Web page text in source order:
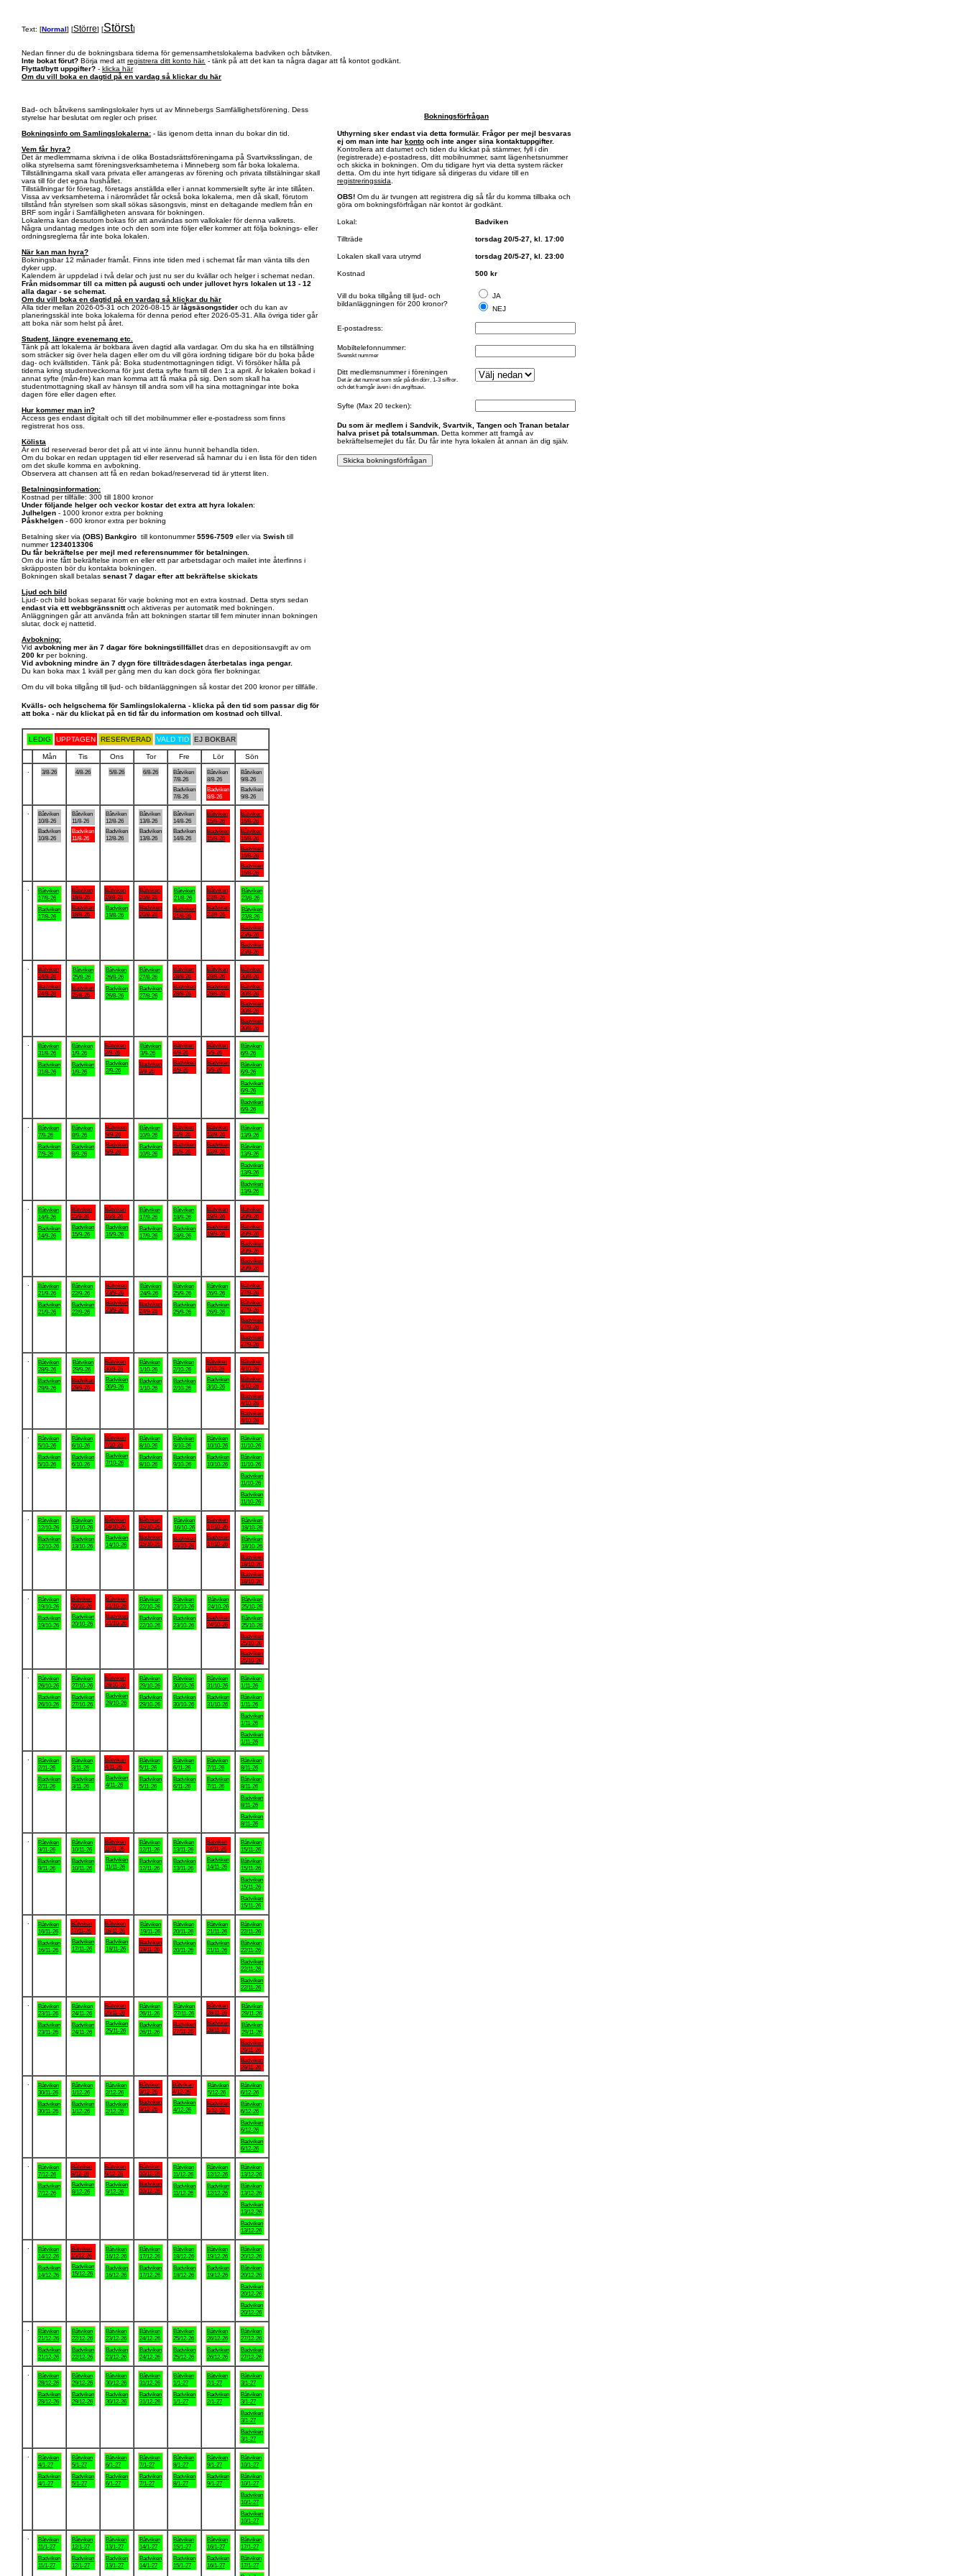
Text: [Normal] [Större] [Störst]
Nedan finner du de bokningsbara tiderna för gemensamhetslokalerna badviken och båtviken.
Inte bokat förut? Börja med att registrera ditt konto här. - tänk på att det kan ta några dagar att få kontot godkänt.
Flyttat/bytt uppgifter? - klicka här
Om du vill boka en dagtid på en vardag så klickar du här
Bad- och båtvikens samlingslokaler hyrs ut av Minnebergs Samfällighetsförening. Dess
styrelse har beslutat om regler och priser.
Bokningsinfo om Samlingslokalerna: - läs igenom detta innan du bokar din tid.
Vem får hyra?
Det är medlemmarna skrivna i de olika Bostadsrättsföreningarna på Svartviksslingan, de
olika styrelserna samt föreningsverksamheterna i Minneberg som får boka lokalerna.
Tillställningarna skall vara privata eller arrangeras av förening och privata tillstälningar skall
vara till för det egna hushållet.
Tillställningar för företag, företags anställda eller i annat kommersiellt syfte är inte tillåten.
Vissa av verksamheterna i närområdet får också boka lokalerna, men då skall, förutom
tillstånd från styrelsen som skall sökas säsongsvis, minst en deltagande medlem från en
BRF som ingår i Samfälligheten ansvara för bokningen.
Lokalerna kan dessutom bokas för att användas som vallokaler för denna valkrets.
Några undantag medges inte och den som inte följer eller kommer att följa boknings- eller
ordningsreglerna får inte boka lokalen.
När kan man hyra?
Bokningsbar 12 månader framåt. Finns inte tiden med i schemat får man vänta tills den
dyker upp.
Kalendern är uppdelad i två delar och just nu ser du kvällar och helger i schemat nedan.
Från midsommar till ca mitten på augusti och under jullovet hyrs lokalen ut 13 - 12
alla dagar - se schemat.
Om du vill boka en dagtid på en vardag så klickar du här
Alla tider mellan 2026-05-31 och 2026-08-15 ärlågsäsongstider och du kan av
planeringsskäl inte boka lokalerna för denna period efter 2026-05-31. Alla övriga tider går
att boka när som helst på året.
Student, längre evenemang etc.
Tänk på att lokalerna är bokbara även dagtid alla vardagar. Om du ska ha en tillställning
som sträcker sig över hela dagen eller om du vill göra iordning tidigare bör du boka både
dag- och kvällstiden. Tänk på: Boka studentmottagningen tidigt. Vi försöker hålla på
tiderna kring studentveckorna för just detta syfte fram till den 1:a april. Är lokalen bokad i
annat syfte (mån-fre) kan man komma att få maka på sig. Den som skall ha
studentmottagning skall av hänsyn till andra som vill ha sina mottagningar inte boka
dagen före eller dagen efter.
Hur kommer man in?
Access ges endast digitalt och till det mobilnummer eller e-postadress som finns
registrerat hos oss.
Kölista
Är en tid reserverad beror det på att vi inte ännu hunnit behandla tiden.
Om du bokar en redan upptagen tid eller reserverad så hamnar du i en lista för den tiden
om det skulle komma en avbokning.
Observera att chansen att få en redan bokad/reserverad tid är ytterst liten.
Betalningsinformation:
Kostnad per tillfälle: 300 till 1800 kronor
Under följande helger och veckor kostar det extra att hyra lokalen:
Julhelgen - 1000 kronor extra per bokning
Påskhelgen - 600 kronor extra per bokning
Betalning sker via (OBS) Bankgiro till kontonummer5596-7509 eller via Swish till
nummer1234013306
Du får bekräftelse per mejl med referensnummer för betalningen.
Om du inte fått bekräftelse inom en eller ett par arbetsdagar och mailet inte återfinns i
skräpposten bör du kontakta bokningen.
Bokningen skall betalas senast 7 dagar efter att bekräftelse skickats
Ljud och bild
Ljud- och bild bokas separat för varje bokning mot en extra kostnad. Detta styrs sedan
endast via ett webbgränssnittoch aktiveras per automatik med bokningen.
Anläggningen går att använda från att bokningen startar till fem minuter innan bokningen
slutar, dock ej nattetid.
Avbokning:
Vid avbokning mer än 7 dagar före bokningstillfälletdras en depositionsavgift av om
200 kr per bokning.
Vid avbokning mindre än 7 dygn före tillträdesdagen återbetalas inga pengar.
Du kan boka max 1 kväll per gång men du kan dock göra fler bokningar.
Om du vill boka tillgång till ljud- och bildanläggningen så kostar det 200 kronor per tillfälle.
Bokningsförfrågan
Uthyrning sker endast via detta formulär. Frågor per mejl besvaras
ej om man inte har konto och inte anger sina kontaktuppgifter.
Kontrollera att datumet och tiden du klickat på stämmer, fyll i din
(registrerade) e-postadress, ditt mobilnummer, samt lägenhetsnummer
och skicka in bokningen. Om du tidigare hyrt via detta system räcker
detta. Om du inte hyrt tidigare så dirigeras du vidare till en
registreringssida
OBS! Om du är tvungen att registrera dig så får du komma tillbaka och
göra om bokningsförfrågan när kontot är godkänt.
Lokal: Badviken
Tillträde torsdag 20/5-27, kl. 17:00
Lokalen skall vara utrymd torsdag 20/5-27, kl. 23:00
Kostnad 500 kr
Vill du boka tillgång till ljud- och
bildanläggningen för 200 kronor?
JA
NEJ
E-postadress:
Mobiltelefonnummer:
Svenskt nummer
Ditt medlemsnummer i föreningen
Det är det numret som står på din dörr, 1-3 siffror.
och det framgår även i din avgiftsavi.
Syfte (Max 20 tecken):
Du som är medlem i Sandvik, Svartvik, Tangen och Tranan betalar
halva priset på totalsumman. Detta kommer att framgå av
bekräftelsemejlet du får. Du får inte hyra lokalen åt annan än dig själv.
Kvälls- och helgschema för Samlingslokalerna - klicka på den tid som passar dig för
att boka - när du klickat på en tid får du information om kostnad och tillval.
LEDIG UPPTAGEN RESERVERAD VALD TID EJ BOKBAR
Mån Tis Ons Tor Fre Lör
Sön
3/8-26 4/8-26 5/8-26 6/8-26
Båtviken
7/8-26
Badviken
7/8-26
Båtviken
8/8-26
Badviken
8/8-26
Båtviken
9/8-26
Badviken
9/8-26
Båtviken
10/8-26
Badviken
10/8-26
Båtviken
11/8-26
Badviken
11/8-26
Båtviken
12/8-26
Badviken
12/8-26
Båtviken
13/8-26
Badviken
13/8-26
Båtviken
14/8-26
Badviken
14/8-26
Båtviken
15/8-26
Badviken
15/8-26
Båtviken
16/8-26
Båtviken
16/8-26
Badviken
16/8-26
Badviken
16/8-26
Båtviken
17/8-26
Badviken
17/8-26
Båtviken
18/8-26
Badviken
18/8-26
Båtviken
19/8-26
Badviken
19/8-26
Båtviken
20/8-26
Badviken
20/8-26
Båtviken
21/8-26
Badviken
21/8-26
Båtviken
22/8-26
Badviken
22/8-26
Båtviken
23/8-26
Båtviken
23/8-26
Badviken
23/8-26
Badviken
23/8-26
Båtviken
24/8-26
Badviken
24/8-26
Båtviken
25/8-26
Badviken
25/8-26
Båtviken
26/8-26
Badviken
26/8-26
Båtviken
27/8-26
Badviken
27/8-26
Båtviken
28/8-26
Badviken
28/8-26
Båtviken
29/8-26
Badviken
29/8-26
Båtviken
30/8-26
Båtviken
30/8-26
Badviken
30/8-26
Badviken
30/8-26
Båtviken
31/8-26
Badviken
31/8-26
Båtviken
1/9-26
Badviken
1/9-26
Båtviken
2/9-26
Badviken
2/9-26
Båtviken
3/9-26
Badviken
3/9-26
Båtviken
4/9-26
Badviken
4/9-26
Båtviken
5/9-26
Badviken
5/9-26
Båtviken
6/9-26
Båtviken
6/9-26
Badviken
6/9-26
Badviken
6/9-26
Båtviken
7/9-26
Badviken
7/9-26
Båtviken
8/9-26
Badviken
8/9-26
Båtviken
9/9-26
Badviken
9/9-26
Båtviken
10/9-26
Badviken
10/9-26
Båtviken
11/9-26
Badviken
11/9-26
Båtviken
12/9-26
Badviken
12/9-26
Båtviken
13/9-26
Båtviken
13/9-26
Badviken
13/9-26
Badviken
13/9-26
Båtviken
14/9-26
Badviken
14/9-26
Båtviken
15/9-26
Badviken
15/9-26
Båtviken
16/9-26
Badviken
16/9-26
Båtviken
17/9-26
Badviken
17/9-26
Båtviken
18/9-26
Badviken
18/9-26
Båtviken
19/9-26
Badviken
19/9-26
Båtviken
20/9-26
Båtviken
20/9-26
Badviken
20/9-26
Badviken
20/9-26
Båtviken
21/9-26
Badviken
21/9-26
Båtviken
22/9-26
Badviken
22/9-26
Båtviken
23/9-26
Badviken
23/9-26
Båtviken
24/9-26
Badviken
24/9-26
Båtviken
25/9-26
Badviken
25/9-26
Båtviken
26/9-26
Badviken
26/9-26
Båtviken
27/9-26
Båtviken
27/9-26
Badviken
27/9-26
Badviken
27/9-26
Båtviken
28/9-26
Badviken
28/9-26
Båtviken
29/9-26
Badviken
29/9-26
Båtviken
30/9-26
Badviken
30/9-26
Båtviken
1/10-26
Badviken
1/10-26
Båtviken
2/10-26
Badviken
2/10-26
Båtviken
3/10-26
Badviken
3/10-26
Båtviken
4/10-26
Båtviken
4/10-26
Badviken
4/10-26
Badviken
4/10-26
Båtviken
5/10-26
Badviken
5/10-26
Båtviken
6/10-26
Badviken
6/10-26
Båtviken
7/10-26
Badviken
7/10-26
Båtviken
8/10-26
Badviken
8/10-26
Båtviken
9/10-26
Badviken
9/10-26
Båtviken
10/10-26
Badviken
10/10-26
Båtviken
11/10-26
Båtviken
11/10-26
Badviken
11/10-26
Badviken
11/10-26
Båtviken
12/10-26
Badviken
12/10-26
Båtviken
13/10-26
Badviken
13/10-26
Båtviken
14/10-26
Badviken
14/10-26
Båtviken
15/10-26
Badviken
15/10-26
Båtviken
16/10-26
Badviken
16/10-26
Båtviken
17/10-26
Badviken
17/10-26
Båtviken
18/10-26
Båtviken
18/10-26
Badviken
18/10-26
Badviken
18/10-26
Båtviken
19/10-26
Badviken
19/10-26
Båtviken
20/10-26
Badviken
20/10-26
Båtviken
21/10-26
Badviken
21/10-26
Båtviken
22/10-26
Badviken
22/10-26
Båtviken
23/10-26
Badviken
23/10-26
Båtviken
24/10-26
Badviken
24/10-26
Båtviken
25/10-26
Båtviken
25/10-26
Badviken
25/10-26
Badviken
25/10-26
Båtviken
26/10-26
Badviken
26/10-26
Båtviken
27/10-26
Badviken
27/10-26
Båtviken
28/10-26
Badviken
28/10-26
Båtviken
29/10-26
Badviken
29/10-26
Båtviken
30/10-26
Badviken
30/10-26
Båtviken
31/10-26
Badviken
31/10-26
Båtviken
1/11-26
Båtviken
1/11-26
Badviken
1/11-26
Badviken
1/11-26
Båtviken
2/11-26
Badviken
2/11-26
Båtviken
3/11-26
Badviken
3/11-26
Båtviken
4/11-26
Badviken
4/11-26
Båtviken
5/11-26
Badviken
5/11-26
Båtviken
6/11-26
Badviken
6/11-26
Båtviken
7/11-26
Badviken
7/11-26
Båtviken
8/11-26
Båtviken
8/11-26
Badviken
8/11-26
Badviken
8/11-26
Båtviken
9/11-26
Badviken
9/11-26
Båtviken
10/11-26
Badviken
10/11-26
Båtviken
11/11-26
Badviken
11/11-26
Båtviken
12/11-26
Badviken
12/11-26
Båtviken
13/11-26
Badviken
13/11-26
Båtviken
14/11-26
Badviken
14/11-26
Båtviken
15/11-26
Båtviken
15/11-26
Badviken
15/11-26
Badviken
15/11-26
Båtviken
16/11-26
Badviken
16/11-26
Båtviken
17/11-26
Badviken
17/11-26
Båtviken
18/11-26
Badviken
18/11-26
Båtviken
19/11-26
Badviken
19/11-26
Båtviken
20/11-26
Badviken
20/11-26
Båtviken
21/11-26
Badviken
21/11-26
Båtviken
22/11-26
Båtviken
22/11-26
Badviken
22/11-26
Badviken
22/11-26
Båtviken
23/11-26
Badviken
23/11-26
Båtviken
24/11-26
Badviken
24/11-26
Båtviken
25/11-26
Badviken
25/11-26
Båtviken
26/11-26
Badviken
26/11-26
Båtviken
27/11-26
Badviken
27/11-26
Båtviken
28/11-26
Badviken
28/11-26
Båtviken
29/11-26
Båtviken
29/11-26
Badviken
29/11-26
Badviken
29/11-26
Båtviken
30/11-26
Badviken
30/11-26
Båtviken
1/12-26
Badviken
1/12-26
Båtviken
2/12-26
Badviken
2/12-26
Båtviken
3/12-26
Badviken
3/12-26
Båtviken
4/12-26
Badviken
4/12-26
Båtviken
5/12-26
Badviken
5/12-26
Båtviken
6/12-26
Båtviken
6/12-26
Badviken
6/12-26
Badviken
6/12-26
Båtviken
7/12-26
Badviken
7/12-26
Båtviken
8/12-26
Badviken
8/12-26
Båtviken
9/12-26
Badviken
9/12-26
Båtviken
10/12-26
Badviken
10/12-26
Båtviken
11/12-26
Badviken
11/12-26
Båtviken
12/12-26
Badviken
12/12-26
Båtviken
13/12-26
Båtviken
13/12-26
Badviken
13/12-26
Badviken
13/12-26
Båtviken
14/12-26
Badviken
14/12-26
Båtviken
15/12-26
Badviken
15/12-26
Båtviken
16/12-26
Badviken
16/12-26
Båtviken
17/12-26
Badviken
17/12-26
Båtviken
18/12-26
Badviken
18/12-26
Båtviken
19/12-26
Badviken
19/12-26
Båtviken
20/12-26
Båtviken
20/12-26
Badviken
20/12-26
Badviken
20/12-26
Båtviken
21/12-26
Badviken
21/12-26
Båtviken
22/12-26
Badviken
22/12-26
Båtviken
23/12-26
Badviken
23/12-26
Båtviken
24/12-26
Badviken
24/12-26
Båtviken
25/12-26
Badviken
25/12-26
Båtviken
26/12-26
Badviken
26/12-26
Båtviken
27/12-26
Badviken
27/12-26
Båtviken
28/12-26
Badviken
28/12-26
Båtviken
29/12-26
Badviken
29/12-26
Båtviken
30/12-26
Badviken
30/12-26
Båtviken
31/12-26
Badviken
31/12-26
Båtviken
1/1-27
Badviken
1/1-27
Båtviken
2/1-27
Badviken
2/1-27
Båtviken
3/1-27
Båtviken
3/1-27
Badviken
3/1-27
Badviken
3/1-27
Båtviken
4/1-27
Badviken
4/1-27
Båtviken
5/1-27
Badviken
5/1-27
Båtviken
6/1-27
Badviken
6/1-27
Båtviken
7/1-27
Badviken
7/1-27
Båtviken
8/1-27
Badviken
8/1-27
Båtviken
9/1-27
Badviken
9/1-27
Båtviken
10/1-27
Båtviken
10/1-27
Badviken
10/1-27
Badviken
10/1-27
Båtviken
11/1-27
Badviken
11/1-27
Båtviken
12/1-27
Badviken
12/1-27
Båtviken
13/1-27
Badviken
13/1-27
Båtviken
14/1-27
Badviken
14/1-27
Båtviken
15/1-27
Badviken
15/1-27
Båtviken
16/1-27
Badviken
16/1-27
Båtviken
17/1-27
Båtviken
17/1-27